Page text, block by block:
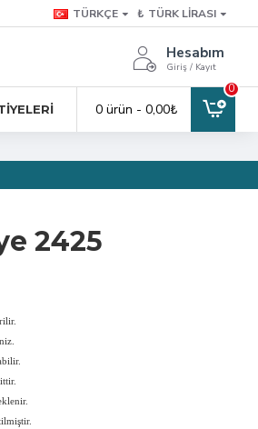
TÜRKÇE ₺ TÜRK LIRASI
Hesabım
Giriş / Kayıt
0 ürün - 0,00₺
0
2425